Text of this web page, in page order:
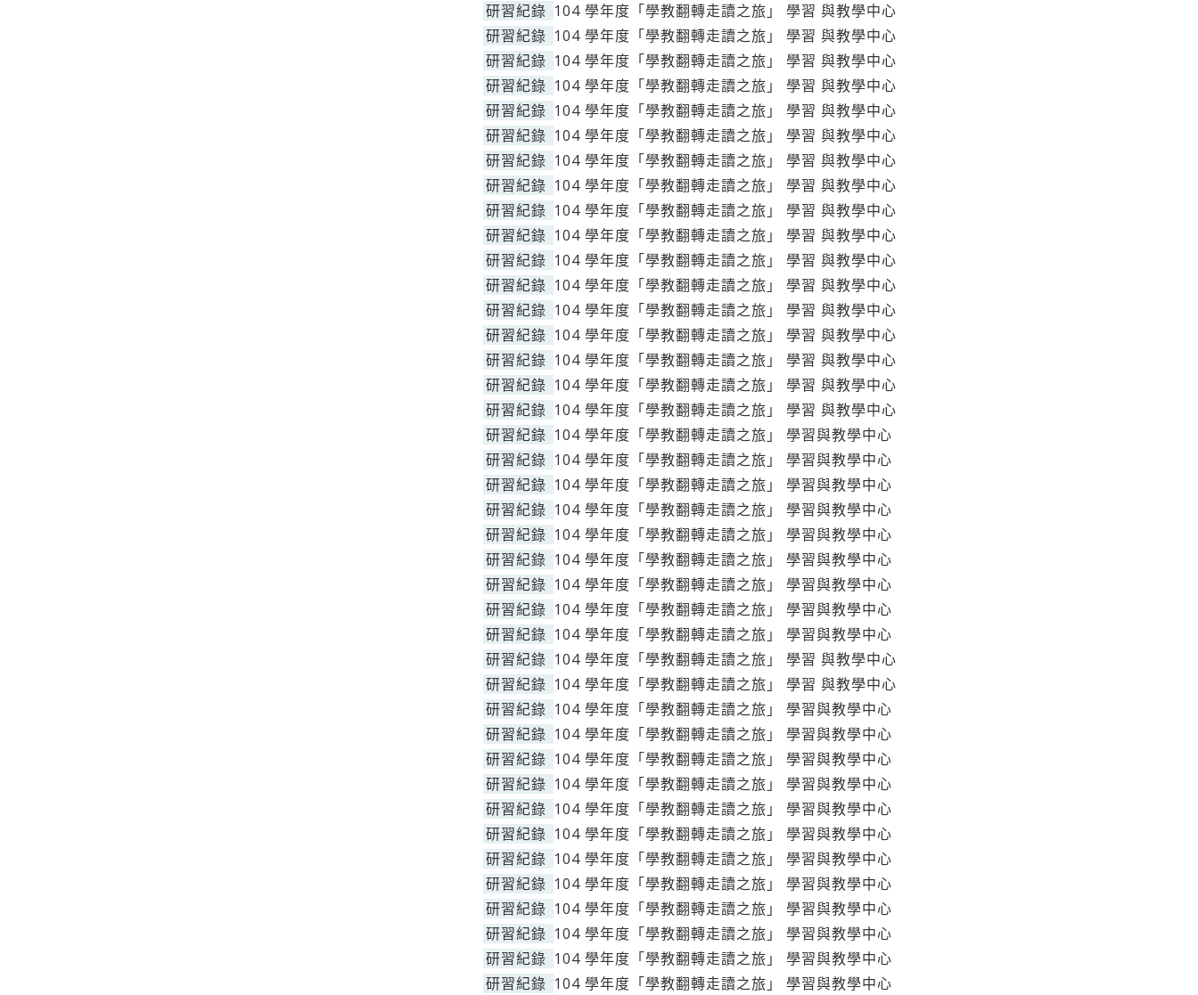
研習紀錄 104 學年度「學教翻轉走讀之旅」 學習 與教學中心
研習紀錄 104 學年度「學教翻轉走讀之旅」 學習 與教學中心
研習紀錄 104 學年度「學教翻轉走讀之旅」 學習 與教學中心
研習紀錄 104 學年度「學教翻轉走讀之旅」 學習 與教學中心
研習紀錄 104 學年度「學教翻轉走讀之旅」 學習 與教學中心
研習紀錄 104 學年度「學教翻轉走讀之旅」 學習 與教學中心
研習紀錄 104 學年度「學教翻轉走讀之旅」 學習 與教學中心
研習紀錄 104 學年度「學教翻轉走讀之旅」 學習 與教學中心
研習紀錄 104 學年度「學教翻轉走讀之旅」 學習 與教學中心
研習紀錄 104 學年度「學教翻轉走讀之旅」 學習 與教學中心
研習紀錄 104 學年度「學教翻轉走讀之旅」 學習 與教學中心
研習紀錄 104 學年度「學教翻轉走讀之旅」 學習 與教學中心
研習紀錄 104 學年度「學教翻轉走讀之旅」 學習 與教學中心
研習紀錄 104 學年度「學教翻轉走讀之旅」 學習 與教學中心
研習紀錄 104 學年度「學教翻轉走讀之旅」 學習 與教學中心
研習紀錄 104 學年度「學教翻轉走讀之旅」 學習 與教學中心
研習紀錄 104 學年度「學教翻轉走讀之旅」 學習 與教學中心
研習紀錄 104 學年度「學教翻轉走讀之旅」 學習與教學中心
研習紀錄 104 學年度「學教翻轉走讀之旅」 學習與教學中心
研習紀錄 104 學年度「學教翻轉走讀之旅」 學習與教學中心
研習紀錄 104 學年度「學教翻轉走讀之旅」 學習與教學中心
研習紀錄 104 學年度「學教翻轉走讀之旅」 學習與教學中心
研習紀錄 104 學年度「學教翻轉走讀之旅」 學習與教學中心
研習紀錄 104 學年度「學教翻轉走讀之旅」 學習與教學中心
研習紀錄 104 學年度「學教翻轉走讀之旅」 學習與教學中心
研習紀錄 104 學年度「學教翻轉走讀之旅」 學習與教學中心
研習紀錄 104 學年度「學教翻轉走讀之旅」 學習 與教學中心
研習紀錄 104 學年度「學教翻轉走讀之旅」 學習 與教學中心
研習紀錄 104 學年度「學教翻轉走讀之旅」 學習與教學中心
研習紀錄 104 學年度「學教翻轉走讀之旅」 學習與教學中心
研習紀錄 104 學年度「學教翻轉走讀之旅」 學習與教學中心
研習紀錄 104 學年度「學教翻轉走讀之旅」 學習與教學中心
研習紀錄 104 學年度「學教翻轉走讀之旅」 學習與教學中心
研習紀錄 104 學年度「學教翻轉走讀之旅」 學習與教學中心
研習紀錄 104 學年度「學教翻轉走讀之旅」 學習與教學中心
研習紀錄 104 學年度「學教翻轉走讀之旅」 學習與教學中心
研習紀錄 104 學年度「學教翻轉走讀之旅」 學習與教學中心
研習紀錄 104 學年度「學教翻轉走讀之旅」 學習與教學中心
研習紀錄 104 學年度「學教翻轉走讀之旅」 學習與教學中心
研習紀錄 104 學年度「學教翻轉走讀之旅」 學習與教學中心